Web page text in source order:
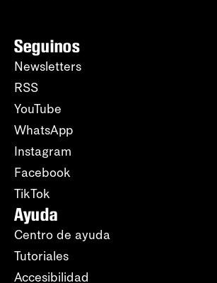
Seguinos
Newsletters
RSS
YouTube
WhatsApp
Instagram
Facebook
TikTok
Ayuda
Centro de ayuda
Tutoriales
Accesibilidad